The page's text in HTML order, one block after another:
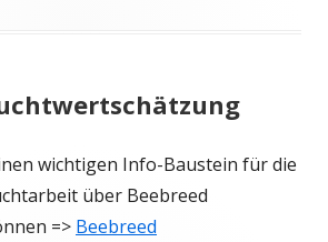
wichtigen Info-Baustein für die
über Beebreed
=> Beebreed